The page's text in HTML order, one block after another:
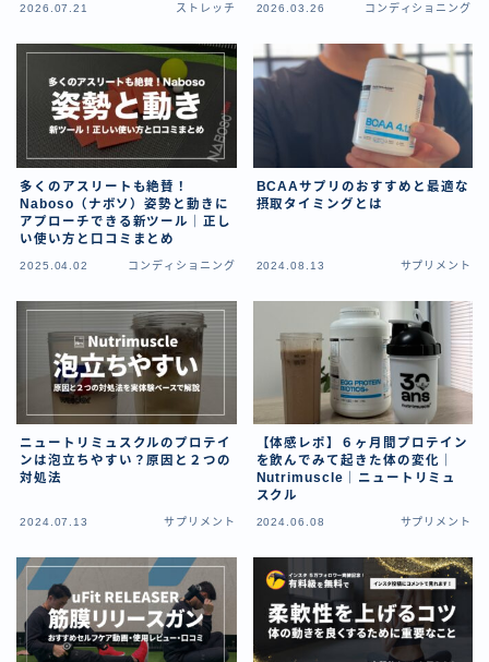
2026.07.21 ストレッチ 2026.03.26 コンディショニング
多くのアスリートも絶賛！
Naboso（ナボソ）姿勢と動きに
アプローチできる新ツール｜正し
い使い方と口コミまとめ
2025.04.02 コンディショニング
BCAAサプリのおすすめと最適な
摂取タイミングとは
2024.08.13 サプリメント
ニュートリミュスクルのプロテイ
ンは泡立ちやすい？原因と２つの
対処法
2024.07.13 サプリメント
【体感レポ】６ヶ月間プロテイン
を飲んでみて起きた体の変化｜
Nutrimuscle｜ニュートリミュ
スクル
2024.06.08 サプリメント